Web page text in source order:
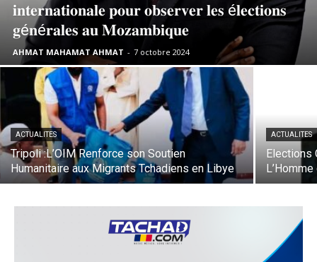
𝐢𝐧𝐭𝐞𝐫𝐧𝐚𝐭𝐢𝐨𝐧𝐚𝐥𝐞 𝐩𝐨𝐮𝐫 𝐨𝐛𝐬𝐞𝐫𝐯𝐞𝐫 𝐥𝐞𝐬 é𝐥𝐞𝐜𝐭𝐢𝐨𝐧𝐬
𝐠é𝐧é𝐫𝐚𝐥𝐞𝐬 𝐚𝐮 𝐌𝐨𝐳𝐚𝐦𝐛𝐢𝐪𝐮𝐞
AHMAT MAHAMAT AHMAT - 7 octobre 2024
ACTUALITES
Tripoli :L’OIM Renforce son Soutien
Humanitaire aux Migrants Tchadiens en Libye
ACTUALITES
Elections